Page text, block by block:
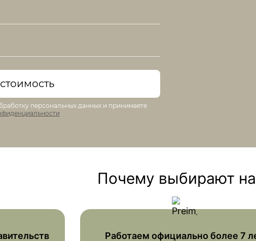
персональных данных и принимаете
Почему выбирают
Работаем официально более 7